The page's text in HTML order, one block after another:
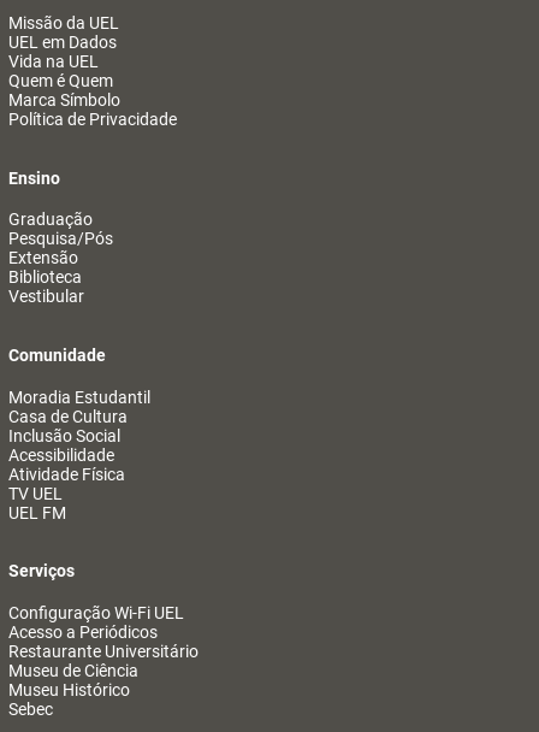
Missão da UEL
UEL em Dados
Vida na UEL
Quem é Quem
Marca Símbolo
Política de Privacidade
Ensino
Graduação
Pesquisa/Pós
Extensão
Biblioteca
Vestibular
Comunidade
Moradia Estudantil
Casa de Cultura
Inclusão Social
Acessibilidade
Atividade Física
TV UEL
UEL FM
Serviços
Configuração Wi-Fi UEL
Acesso a Periódicos
Restaurante Universitário
Museu de Ciência
Museu Histórico
Sebec